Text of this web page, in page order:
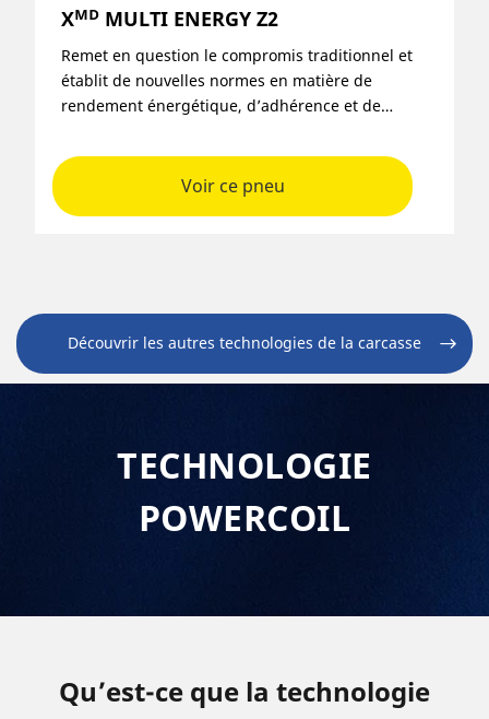
Xᴹᴰ MULTI ENERGY Z2
Remet en question le compromis traditionnel et
établit de nouvelles normes en matière de
rendement énergétique, d’adhérence et de
et régionales.
Voir ce pneu
Découvrir les autres technologies de la carcasse
TECHNOLOGIE
POWERCOIL
Qu’est-ce que la technologie